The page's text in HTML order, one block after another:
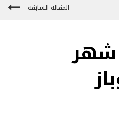
المقالة السابقة
شهر